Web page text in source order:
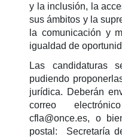
y la inclusión, la
sus ámbitos y la
la comunicación y
igualdad de
Las candidaturas
pudiendo
jurídica. Deberán
correo
cfla@once.es, o
postal: Secretaría